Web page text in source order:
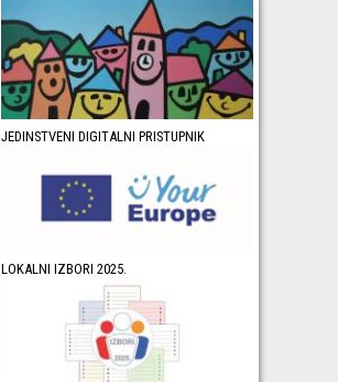
JEDINSTVENI DIGITALNI PRISTUPNIK
LOKALNI IZBORI 2025.